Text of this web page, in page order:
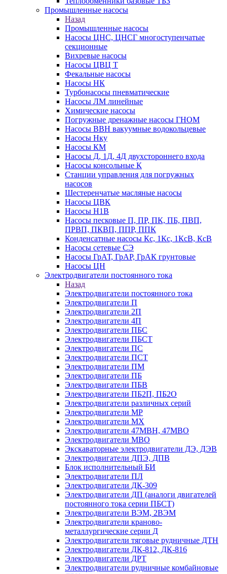
Промышленные насосы
Назад
Промышленные насосы
Насосы ЦНС, ЦНСГ многоступенчатые
секционные
Вихревые насосы
Насосы ЦВЦ Т
Фекальные насосы
Насосы НК
Турбонасосы пневматические
Насосы ЛМ линейные
Химические насосы
Погружные дренажные насосы ГНОМ
Насосы ВВН вакуумные водокольцевые
Насосы Нку
Насосы КМ
Насосы Д, 1Д, 4Д двухстороннего входа
Насосы консольные К
Станции управления для погружных
насосов
Шестеренчатые масляные насосы
Насосы ЦВК
Насосы Н1В
Насосы песковые П, ПР, ПК, ПБ, ПВП,
ПРВП, ПКВП, ППР, ППК
Конденсатные насосы Кс, 1Кс, 1КсВ, КсВ
Насосы сетевые СЭ
Насосы ГрАТ, ГрАР, ГрАК грунтовые
Насосы ЦН
Электродвигатели постоянного тока
Назад
Электродвигатели постоянного тока
Электродвигатели П
Электродвигатели 2П
Электродвигатели 4П
Электродвигатели ПБС
Электродвигатели ПБСТ
Электродвигатели ПС
Электродвигатели ПСТ
Электродвигатели ПМ
Электродвигатели ПБ
Электродвигатели ПБВ
Электродвигатели ПБ2П, ПБ2О
Электродвигатели различных серий
Электродвигатели МР
Электродвигатели MX
Электродвигатели 47MBH, 47МВО
Электродвигатели MBO
Экскаваторные электродвигатели ДЭ, ДЭВ
Электродвигатели ДПЭ, ДПВ
Блок исполнительный БИ
Электродвигатели ПЛ
Электродвигатели ДК-309
Электродвигатели ДП (аналоги двигателей
постоянного тока серии ПБСТ)
Электродвигатели ВЭМ, 2ВЭМ
Электродвигатели краново-
металлургические серии Д
Электродвигатели тяговые рудничные ДТН
Электродвигатели ДК-812, ДК-816
Электродвигатели ДРТ
Электродвигатели рудничные комбайновые